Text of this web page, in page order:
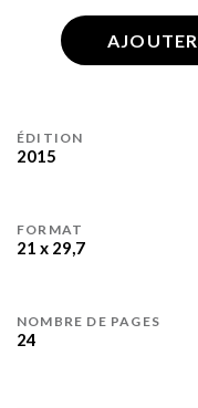
ÉDITION
2015
FORMAT
21 x 29,7
NOMBRE DE PAGES
24